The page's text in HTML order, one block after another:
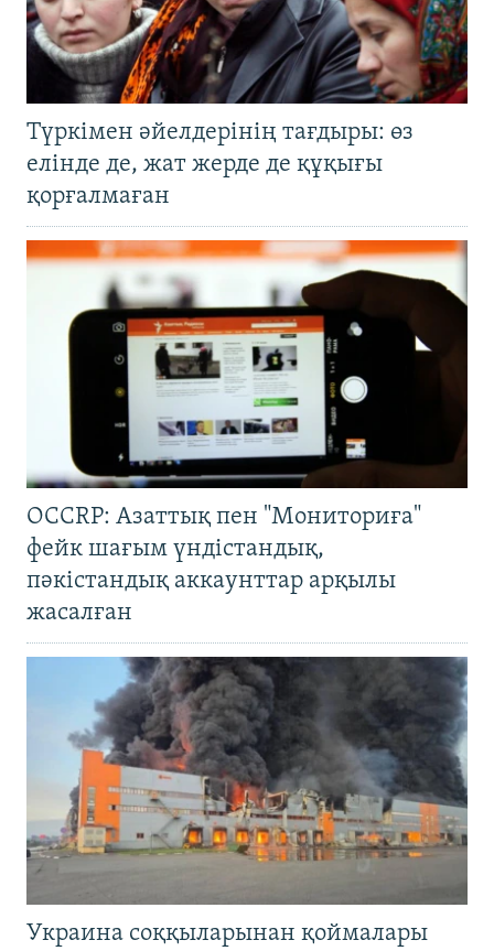
Түркімен әйелдерінің тағдыры: өз
елінде де, жат жерде де құқығы
қорғалмаған
OCCRP: Азаттық пен "Мониториға"
фейк шағым үндістандық,
пәкістандық аккаунттар арқылы
жасалған
Украина соққыларынан қоймалары